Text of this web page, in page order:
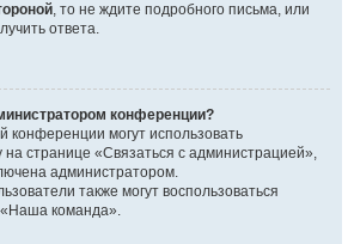
, то не ждите подробного письма, или
ответа.
конференции?
конференции могут использовать
странице «Связаться с администрацией»,
администратором.
также могут воспользоваться
«Наша команда».